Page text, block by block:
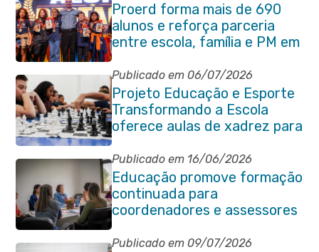
Proerd forma mais de 690
alunos e reforça parceria
entre escola, família e PM em
Itaboraí
Publicado em 06/07/2026
Projeto Educação e Esporte
Transformando a Escola
oferece aulas de xadrez para
alunos da rede municipal
Publicado em 16/06/2026
Educação promove formação
continuada para
coordenadores e assessores
escolares da rede municipal
Publicado em 09/07/2026